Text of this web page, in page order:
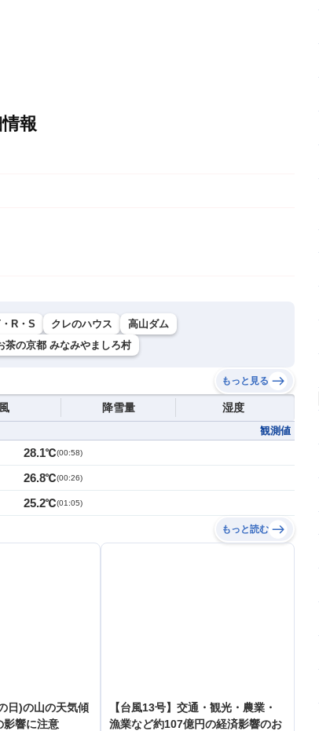
報
R・S クレのハウス
高山ダム
茶の京都 みなみやましろ村
もっと見る
風 降雪量 湿度
観測値
28.1℃(00:58)
26.8℃(00:26)
25.2℃(01:05)
もっと読む
日)の山の天気傾
響に注意
【台風13号】交通・観光・農業・
漁業など約107億円の経済影響のお